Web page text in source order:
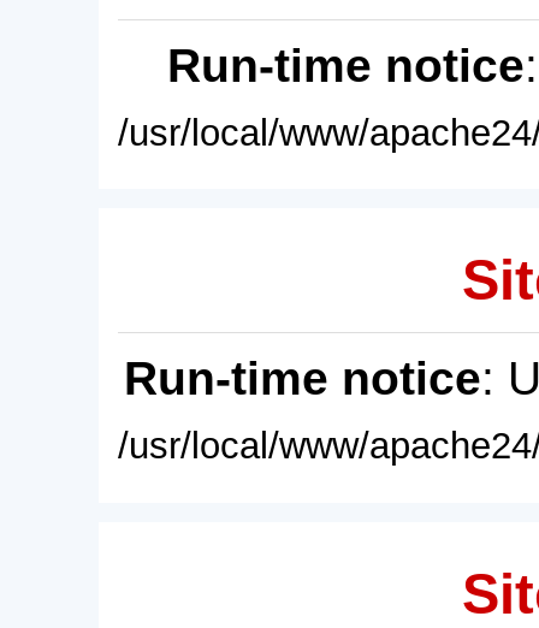
Run-time notice
/usr/local/www/
Run-time notice:
/usr/local/www/